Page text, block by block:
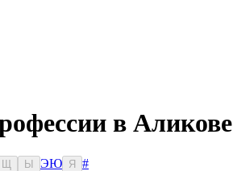
в Аликове
Ы ЭЮ Я
#